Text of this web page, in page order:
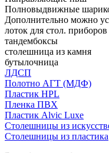
Полновыдвижные
Дополнительно можно
лоток для стол. приборов
тандембоксы
столешница из камня
бутылочница
ЛДСП
Полотно АГТ (МДФ)
Пластик HPL
Пленка ПВХ
Пластик Alvic Luxe
Столешницы из
Столешницы из пластика